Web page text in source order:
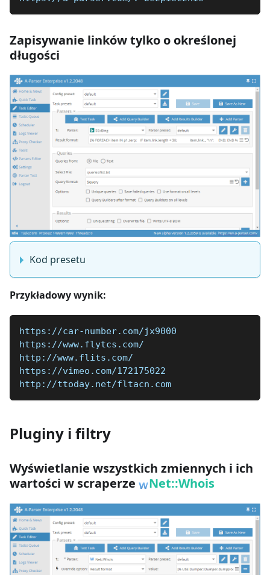
Zapisywanie linków tylko o określonej
długości
Kod presetu
Przykładowy wynik:
https://car-number.com/jx9000
https://www.flytcs.com/
http://www.flits.com/
https://vimeo.com/172175022
http://ttoday.net/fltacn.com
Pluginy i filtry
Wyświetlanie wszystkich zmiennych i ich
wartości w scraperze
Net::Whois